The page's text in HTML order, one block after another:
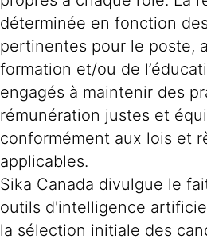
déterminée en fonction
pertinentes pour le poste,
formation et/ou de
engagés à maintenir des
rémunération justes et
conformément aux lois et
applicables.
Sika Canada divulgue le
outils d'intelligence
la sélection initiale des